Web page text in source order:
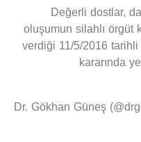
1. Değerli dostlar,
oluşumun silahlı
verdiği 11/5/2016 tarihli
kararında